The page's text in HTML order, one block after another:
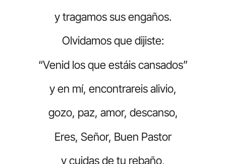
y tragamos sus engaños.
Olvidamos que dijiste:
“Venid los que estáis cansados”
y en mí, encontrareis alivio,
gozo, paz, amor, descanso,
Eres, Señor, Buen Pastor
y cuidas de tu rebaño,